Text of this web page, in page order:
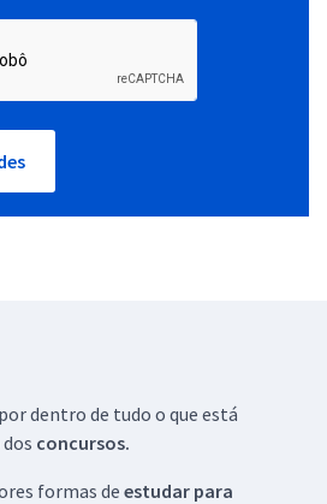
dentro de tudo o que está
concursos.
formas de estudar para